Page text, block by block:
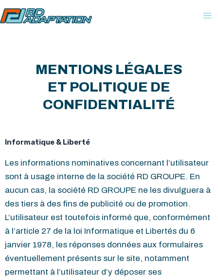
Aller
au
MENTIONS LÉGALES
ET POLITIQUE DE
CONFIDENTIALITÉ
Informatique & Liberté
Les informations nominatives concernant l’utilisateur
sont à usage interne de la société RD GROUPE. En
aucun cas, la société RD GROUPE ne les divulguera à
des tiers à des fins de publicité ou de promotion.
L’utilisateur est toutefois informé que, conformément
à l’article 27 de la loi Informatique et Libertés du 6
janvier 1978, les réponses données aux formulaires
éventuellement présents sur le site, notamment
permettant à l’utilisateur d’y déposer ses